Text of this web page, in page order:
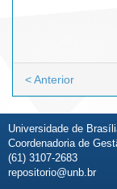
< Anterior
Universidade de
Coordenadoria de
(61) 3107-2683
repositorio@unb.br